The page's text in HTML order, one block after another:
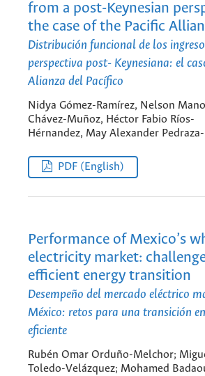
from a post-Keynesian
the case of the Pacific
Distribución funcional de los
perspectiva post- Keynesiana: el
Alianza del Pacífico
Nidya Gómez-Ramírez, Nelson
Chávez-Muñoz, Héctor Fabio Ríos-
Hérnandez, May Alexander
PDF (English)
Performance of Mexico’s
electricity market:
efficient energy transition
Desempeño del mercado eléctrico
México: retos para una transición
eficiente
Rubén Omar Orduño-Melchor;
Toledo-Velázquez; Mohamed